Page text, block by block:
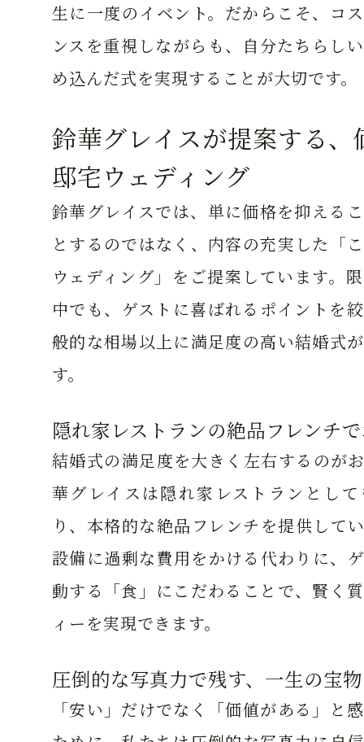
生に一度のイベント。だからこそ、コ
ンスを重視しながらも、自分たちらし
め込んだ式を実現することが大切です。
鈴華グレイスが提案する、
邸宅ウェディング
鈴華グレイスでは、単に価格を抑える
とするのではなく、内容の充実した「
ウェディング」をご提案しています。
中でも、ゲストに喜ばれるポイントを
般的な相場以上に満足度の高い結婚式
す。
隠れ家レストランの絶品フレンチ
結婚式の満足度を大きく左右するのが
華グレイスは隠れ家レストランとし
り、本格的な絶品フレンチを提供して
設備に過剰な費用をかける代わりに、
動する「食」にこだわることで、賢く
ィーを実現できます。
圧倒的な写真力で残す、一生の宝物
「安い」だけでなく「価値がある」と